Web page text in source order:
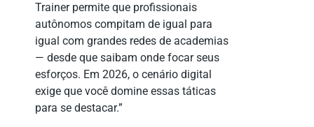
Trainer permite que profissionais
autônomos compitam de igual para
igual com grandes redes de academias
— desde que saibam onde focar seus
esforços. Em 2026, o cenário digital
exige que você domine essas táticas
para se destacar.”